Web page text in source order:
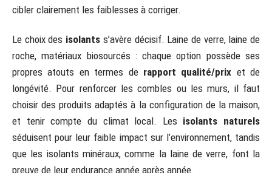
cibler clairement les faiblesses à corriger.
Le choix des isolants s’avère décisif. Laine de verre, laine de
roche, matériaux biosourcés : chaque option possède ses
propres atouts en termes de rapport qualité/prix et de
longévité. Pour renforcer les combles ou les murs, il faut
choisir des produits adaptés à la configuration de la maison,
et tenir compte du climat local. Les isolants naturels
séduisent pour leur faible impact sur l’environnement, tandis
que les isolants minéraux, comme la laine de verre, font la
preuve de leur endurance année après année.